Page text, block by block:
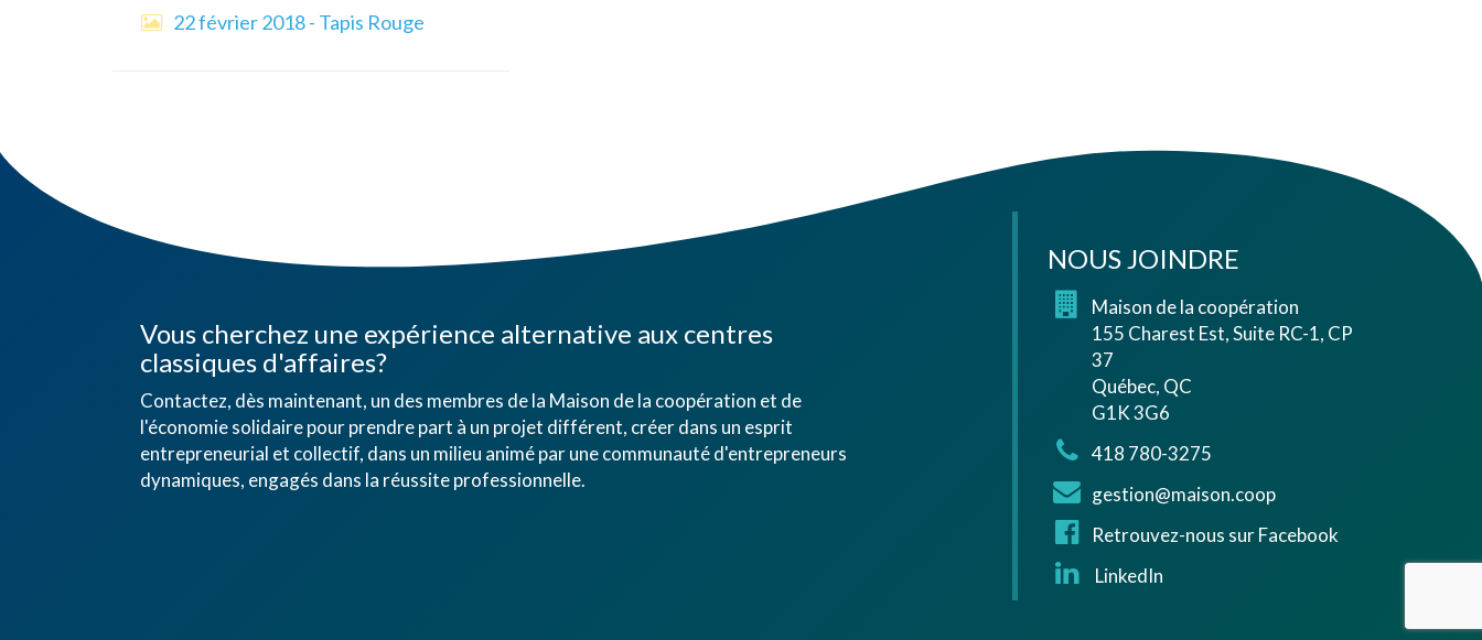
22 février 2018 - Tapis Rouge
Vous cherchez une expérience alternative aux centres
classiques d'affaires?
Contactez, dès maintenant, un des membres de la Maison de la coopération et de
l'économie solidaire pour prendre part à un projet différent, créer dans un esprit
entrepreneurial et collectif, dans un milieu animé par une communauté d'entrepreneurs
dynamiques, engagés dans la réussite professionnelle.
NOUS JOINDRE
Maison de la coopération
155 Charest Est, Suite RC-1, CP
37
Québec, QC
G1K 3G6
418 780-3275
gestion@maison.coop
Retrouvez-nous sur Facebook
LinkedIn